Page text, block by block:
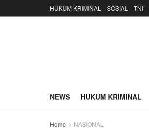
HUKUM KRIMINAL SOSIAL TNI
NEWS HUKUM KRIMINAL
Home NASIONAL